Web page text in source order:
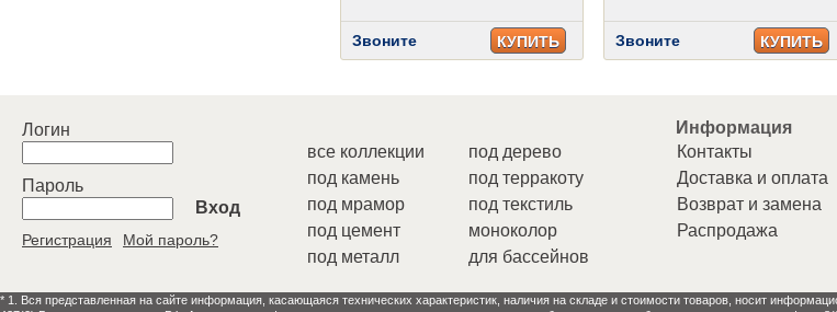
Звоните КУПИТЬ Звоните КУПИТЬ
Логин
Пароль
Вход
Регистрация Мой пароль?
все коллекции
под камень
под мрамор
под цемент
под металл
под дерево
под терракоту
под текстиль
моноколор
для бассейнов
Информация
Контакты
Доставка и оплата
Возврат и замена
Распродажа
* 1. Вся представленная на сайте информация, касающаяся технических характеристик, наличия на складе и стоимости товаров, носит